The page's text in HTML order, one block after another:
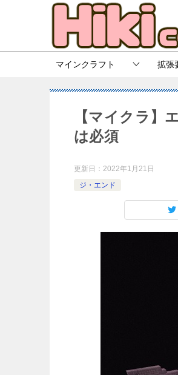
マインクラフト 拡張
【マイクラ】
は必須
更新日： 2022年1月21日
ジ・エンド